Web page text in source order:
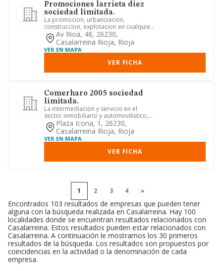
Promociones larrieta diez
sociedad limitada.
La promocion, urbanizacion,
construccion, explotacion en cualquier
forma, incluso en arrendamiento,...
Av Rioa, 48, 26230,
Casalarreina Rioja, Rioja
VER EN MAPA
VER FICHA
Comerharo 2005 sociedad
limitada.
La intermediacion y servicio en el
sector inmobiliario y automovilistico,
compraventa y alquiler de...
Plaza Icona, 1, 26230,
Casalarreina Rioja, Rioja
VER EN MAPA
VER FICHA
1 2 3 4 »
Encontrados 103 resultados de empresas que pueden tener
alguna con la búsqueda realizada en Casalarreina. Hay 100
localidades donde se encuentran resultados relacionados con
Casalarreina. Estos resultados pueden estar relacionados con
Casalarreina. A continuación le mostramos los 30 primeros
resultados de la búsqueda. Los resultados son propuestos por
coincidencias en la actividad o la denominación de cada
empresa.